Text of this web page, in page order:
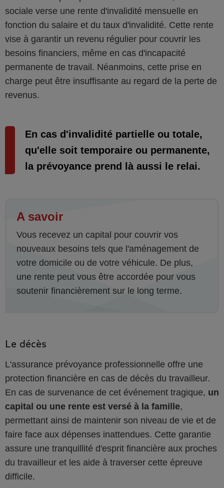
sociale verse une rente d'invalidité mensuelle en
fonction du salaire et du taux d'invalidité. Cette rente
vise à garantir un revenu régulier pour couvrir les
besoins financiers, même en cas d'incapacité
permanente de travail. Néanmoins, cette prise en
charge peut être insuffisante au regard de la perte de
revenus.
En cas d'invalidité partielle ou totale,
qu'elle soit temporaire ou permanente,
la prévoyance prend là aussi le relai.
A savoir
Vous recevez un capital pour couvrir vos
nouveaux besoins tels que l'aménagement de
votre domicile ou de votre véhicule. De plus,
une rente peut vous être accordée pour vous
soutenir financièrement sur le long terme.
Le décès
L'assurance prévoyance professionnelle offre une
protection financière en cas de décès du travailleur.
En cas de survenance de cet événement tragique, un
capital ou une rente est versé à la famille,
permettant ainsi de maintenir son niveau de vie et de
faire face aux dépenses inattendues. Cette garantie
assure une tranquillité d'esprit financière aux proches
du travailleur et les aide à traverser cette épreuve
difficile.